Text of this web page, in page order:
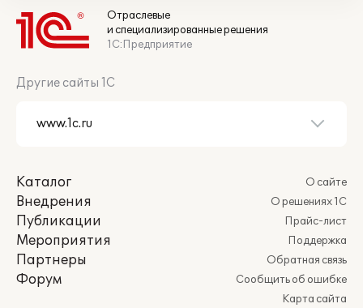
Отраслевые
и специализированные решения
1С:Предприятие
Другие сайты 1С
Каталог
Внедрения
Публикации
Мероприятия
Партнеры
Форум
О сайте
О решениях 1С
Прайс-лист
Поддержка
Обратная связь
Сообщить об ошибке
Карта сайта